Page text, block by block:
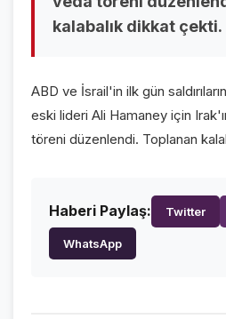
KURUMSAL
HAKKIMIZDA
KÜNYE
kalabalık dikkat çekti.
ABD ve İsrail'in ilk gün
eski lideri Ali Hamaney için
töreni düzenlendi. Toplanan
Haberi Paylaş: Twitter
WhatsApp